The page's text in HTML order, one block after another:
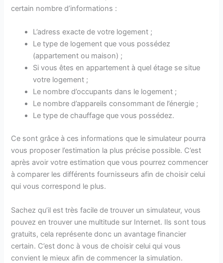
certain nombre d’informations :
L’adress exacte de votre logement ;
Le type de logement que vous possédez
(appartement ou maison) ;
Si vous êtes en appartement à quel étage se situe
votre logement ;
Le nombre d’occupants dans le logement ;
Le nombre d’appareils consommant de l’énergie ;
Le type de chauffage que vous possédez.
Ce sont grâce à ces informations que le simulateur pourra
vous proposer l’estimation la plus précise possible. C’est
après avoir votre estimation que vous pourrez commencer
à comparer les différents fournisseurs afin de choisir celui
qui vous correspond le plus.
Sachez qu’il est très facile de trouver un simulateur, vous
pouvez en trouver une multitude sur Internet. Ils sont tous
gratuits, cela représente donc un avantage financier
certain. C’est donc à vous de choisir celui qui vous
convient le mieux afin de commencer la simulation.